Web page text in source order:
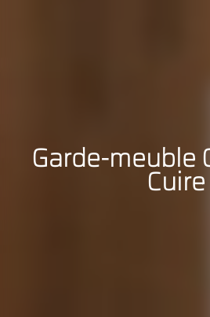
Garde-meuble
Cuire